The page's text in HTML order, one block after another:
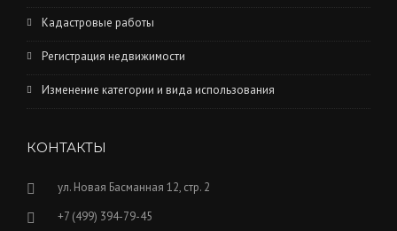
Кадастровые работы
Регистрация недвижимости
Изменение категории и вида использования
КОНТАКТЫ
ул. Новая Басманная 12, стр. 2
+7 (499) 394-79-45